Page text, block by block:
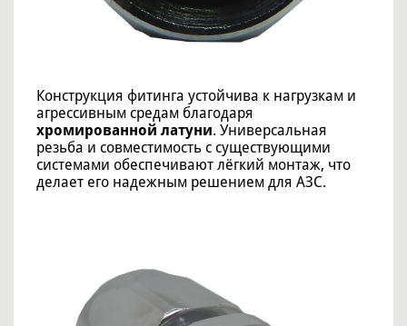
Конструкция фитинга устойчива к нагрузкам и
агрессивным средам благодаря
хромированной латуни. Универсальная
резьба и совместимость с существующими
системами обеспечивают лёгкий монтаж, что
делает его надежным решением для АЗС.